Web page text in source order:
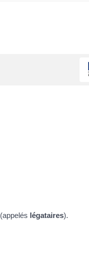
légataires).